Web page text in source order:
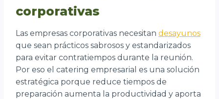
corporativas
Las empresas corporativas necesitan desayunos
que sean prácticos sabrosos y estandarizados
para evitar contratiempos durante la reunión.
Por eso el catering empresarial es una solución
estratégica porque reduce tiempos de
preparación aumenta la productividad y aporta